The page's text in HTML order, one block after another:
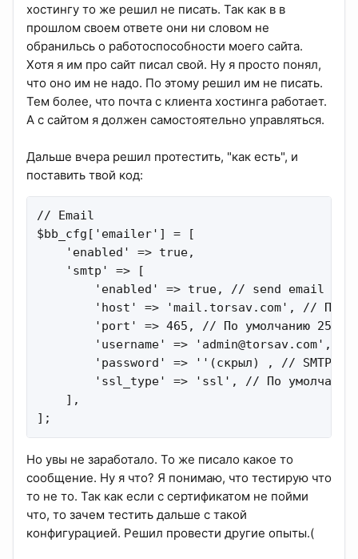
хостингу то же решил не писать. Так как в в
прошлом своем ответе они ни словом не
обранильсь о работоспособности моего сайта.
Хотя я им про сайт писал свой. Ну я просто понял,
что оно им не надо. По этому решил им не писать.
Тем более, что почта с клиента хостинга работает.
А с сайтом я должен самостоятельно управляться.
Дальше вчера решил протестить, "как есть", и
поставить твой код:
// Email
$bb_cfg['emailer'] = [
    'enabled' => true,
    'smtp' => [
'enabled' => true, // send email
'host' => 'mail.torsav.com', // По
'port' => 465, // По умолчанию 25,
        'username' => '
admin@torsav.com', //
'password' => ''(скрыл) , // SMTP
'ssl_type' => 'ssl', // По
    ],
];
Но увы не заработало. То же писало какое то
сообщение. Ну я что? Я понимаю, что тестирую что
то не то. Так как если с сертификатом не пойми
что, то зачем тестить дальше с такой
конфигурацией. Решил провести другие опыты.(